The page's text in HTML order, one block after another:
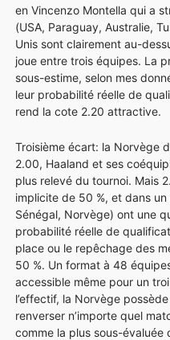
en Vincenzo Montella qui a
(USA, Paraguay, Australie,
Unis sont clairement au-
joue entre trois équipes. La
sous-estime, selon mes
leur probabilité réelle de
rend la cote 2.20 attractive.
Troisième écart: la Norvège
2.00, Haaland et ses
plus relevé du tournoi. Mais
implicite de 50 %, et dans
Sénégal, Norvège) ont une
probabilité réelle de
place ou le repêchage des
50 %. Un format à 48
accessible même pour un
l’effectif, la Norvège
renverser n’importe quel
comme la plus sous-évaluée